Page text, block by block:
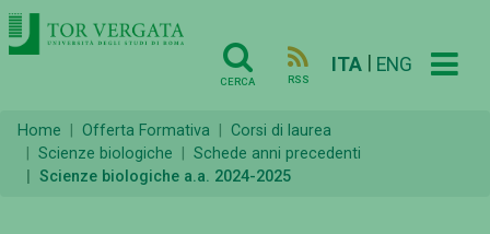
CERCA RSS
ITA ENG
Home Offerta Formativa
Corsi di laurea
Scienze biologiche
Schede anni precedenti
Scienze biologiche a.a. 2024-2025